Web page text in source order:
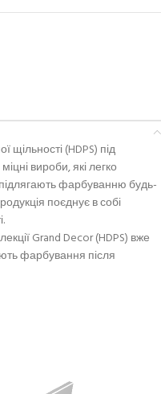
щільності (HDPS) під
вироби, які легко
фарбуванню будь-
поєднує в собі
Grand Decor (HDPS) вже
фарбування після